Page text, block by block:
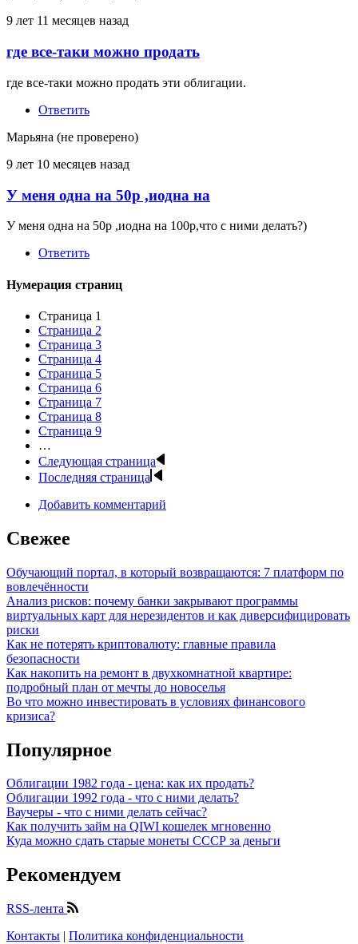
9 лет 11 месяцев назад
где все-таки можно продать
где все-таки можно продать эти облигации.
Ответить
Марьяна (не проверено)
9 лет 10 месяцев назад
У меня одна на 50р ,иодна на
У меня одна на 50р ,иодна на 100р,что с ними делать?)
Ответить
Нумерация страниц
Страница 1
Страница 2
Страница 3
Страница 4
Страница 5
Страница 6
Страница 7
Страница 8
Страница 9
…
Следующая страница
Последняя страница
Добавить комментарий
Свежее
Обучающий портал, в который возвращаются: 7 платформ по
вовлечённости
Анализ рисков: почему банки закрывают программы
виртуальных карт для нерезидентов и как диверсифицировать
риски
Как не потерять криптовалюту: главные правила
безопасности
Как накопить на ремонт в двухкомнатной квартире:
подробный план от мечты до новоселья
Во что можно инвестировать в условиях финансового
кризиса?
Популярное
Облигации 1982 года - цена: как их продать?
Облигации 1992 года - что с ними делать?
Ваучеры - что с ними делать сейчас?
Как получить займ на QIWI кошелек мгновенно
Куда можно сдать старые монеты СССР за деньги
Рекомендуем
RSS-лента
Контакты
Политика конфиденциальности